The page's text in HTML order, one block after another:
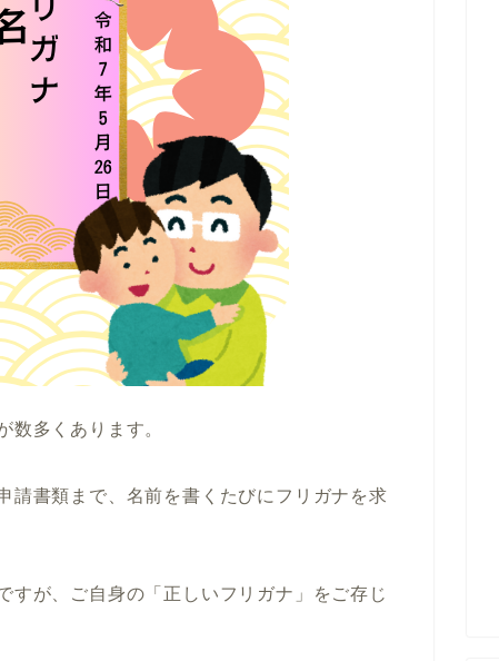
数多くあります。
請書類まで、名前を書くたびにフリガナを求
すが、ご自身の「正しいフリガナ」をご存じ